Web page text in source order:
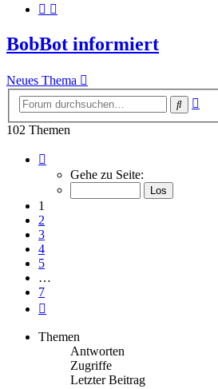
BobBot informiert
Neues Thema
Suche
102 Themen
von
Gehe zu Seite:
1
2
3
4
5
…
7
Themen
Antworten
Zugriffe
Letzter Beitrag